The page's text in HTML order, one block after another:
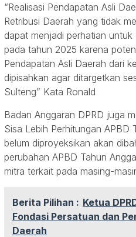
“Realisasi Pendapatan Asli
Retribusi Daerah yang tidak
dapat menjadi perhatian
pada tahun 2025 karena
Pendapatan Asli Daerah dari
dipisahkan agar ditargetkan
Sulteng” Kata Ronald
Badan Anggaran DPRD juga
Sisa Lebih Perhitungan APBD
belum diproyeksikan akan
perubahan APBD Tahun
mitra terkait pada masing-
Berita Pilihan : Ketua
Fondasi Persatuan dan
Daerah